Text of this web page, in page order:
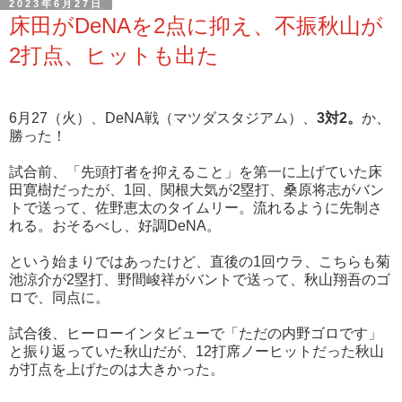
2023年6月27日
床田がDeNAを2点に抑え、不振秋山が
2打点、ヒットも出た
6月27（火）、DeNA戦（マツダスタジアム）、 3対2。 か、
勝った！
試合前、「先頭打者を抑えること」を第一に上げていた床
田寛樹だったが、1回、関根大気が2塁打、桑原将志がバン
トで送って、佐野恵太のタイムリー。流れるように先制さ
れる。おそるべし、好調DeNA。
という始まりではあったけど、直後の1回ウラ、こちらも菊
池涼介が2塁打、野間峻祥がバントで送って、秋山翔吾のゴ
ロで、同点に。
試合後、ヒーローインタビューで「ただの内野ゴロです」
と振り返っていた秋山だが、12打席ノーヒットだった秋山
が打点を上げたのは大きかった。